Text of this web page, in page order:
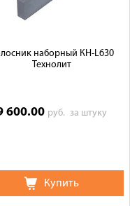
наборный КН-L630
Технолит
600.00 руб. за штуку
Купить